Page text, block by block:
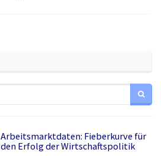
Arbeitsmarktdaten: Fieberkurve für
den Erfolg der Wirtschaftspolitik